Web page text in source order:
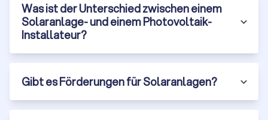
Was ist der Unterschied zwischen einem
Solaranlage- und einem Photovoltaik-
Installateur?
Gibt es Förderungen für Solaranlagen?